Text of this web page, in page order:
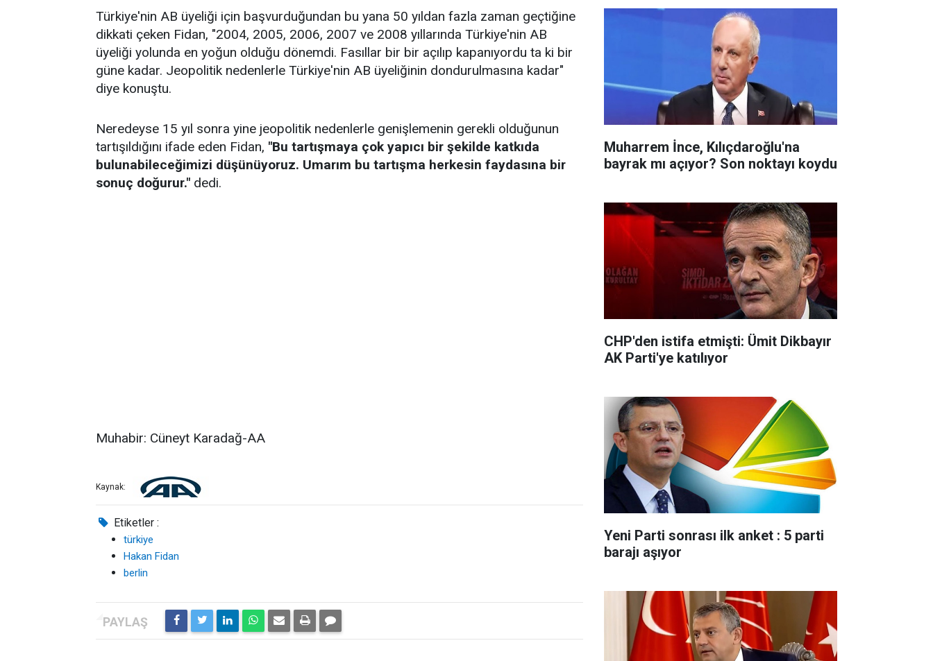
Türkiye'nin AB üyeliği için başvurduğundan bu yana 50 yıldan fazla zaman geçtiğine
dikkati çeken Fidan, "2004, 2005, 2006, 2007 ve 2008 yıllarında Türkiye'nin AB
üyeliği yolunda en yoğun olduğu dönemdi. Fasıllar bir bir açılıp kapanıyordu ta ki bir
güne kadar. Jeopolitik nedenlerle Türkiye'nin AB üyeliğinin dondurulmasına kadar"
diye konuştu.
Neredeyse 15 yıl sonra yine jeopolitik nedenlerle genişlemenin gerekli olduğunun
tartışıldığını ifade eden Fidan, "Bu tartışmaya çok yapıcı bir şekilde katkıda
bulunabileceğimizi düşünüyoruz. Umarım bu tartışma herkesin faydasına bir
sonuç doğurur." dedi.
Muhabir: Cüneyt Karadağ-AA
Kaynak:
Etiketler :
türkiye
Hakan Fidan
berlin
Muharrem İnce, Kılıçdaroğlu'na
bayrak mı açıyor? Son noktayı koydu
CHP'den istifa etmişti: Ümit Dikbayır
AK Parti'ye katılıyor
Yeni Parti sonrası ilk anket : 5 parti
barajı aşıyor